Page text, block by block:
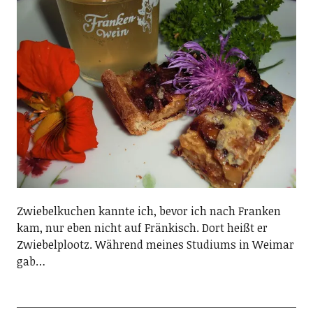
Zwiebelkuchen kannte ich, bevor ich nach Franken
kam, nur eben nicht auf Fränkisch. Dort heißt er
Zwiebelplootz. Während meines Studiums in Weimar
gab…